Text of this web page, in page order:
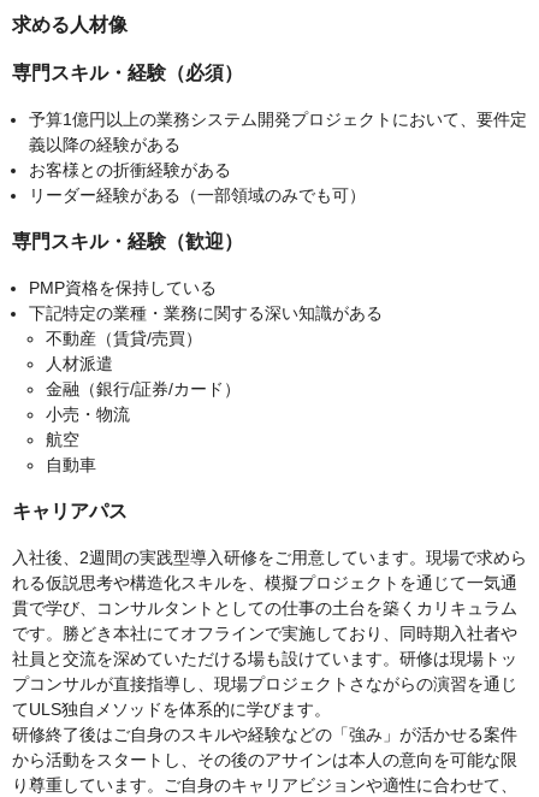
求める人材像
専門スキル・経験（必須）
予算1億円以上の業務システム開発プロジェクトにおいて、要件定
義以降の経験がある
お客様との折衝経験がある
リーダー経験がある（一部領域のみでも可）
専門スキル・経験（歓迎）
PMP資格を保持している
下記特定の業種・業務に関する深い知識がある
不動産（賃貸/売買）
人材派遣
金融（銀行/証券/カード）
小売・物流
航空
自動車
キャリアパス
入社後、2週間の実践型導入研修をご用意しています。現場で求めら
れる仮説思考や構造化スキルを、模擬プロジェクトを通じて一気通
貫で学び、コンサルタントとしての仕事の土台を築くカリキュラム
です。勝どき本社にてオフラインで実施しており、同時期入社者や
社員と交流を深めていただける場も設けています。研修は現場トッ
プコンサルが直接指導し、現場プロジェクトさながらの演習を通じ
てULS独自メソッドを体系的に学びます。
研修終了後はご自身のスキルや経験などの「強み」が活かせる案件
から活動をスタートし、その後のアサインは本人の意向を可能な限
り尊重しています。ご自身のキャリアビジョンや適性に合わせて、